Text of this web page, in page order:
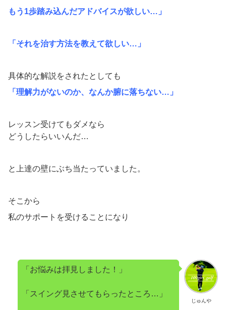
もう1歩踏み込んだアドバイスが欲しい…」
「それを治す方法を教えて欲しい…」
具体的な解説をされたとしても
「理解力がないのか、なんか腑に落ちない…」
レッスン受けてもダメなら
どうしたらいいんだ…
と上達の壁にぶち当たっていました。
そこから
私のサポートを受けることになり
じゅんや
「お悩みは拝見しました！」
「スイング見させてもらったところ…」